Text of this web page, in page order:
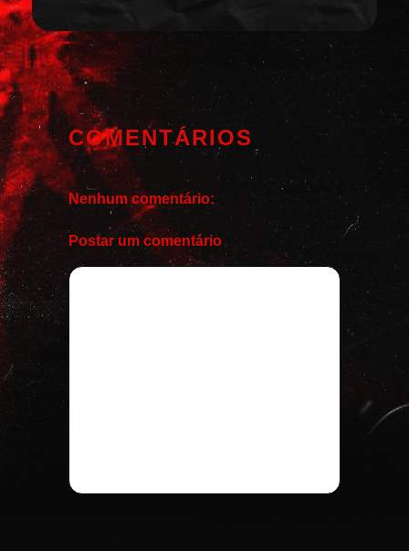
COMENTÁRIOS
Nenhum comentário:
Postar um comentário